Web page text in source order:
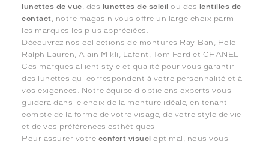
lunettes de vue, des lunettes de soleil ou des lentilles de
contact, notre magasin vous offre un large choix parmi
les marques les plus appréciées.
Découvrez nos collections de montures Ray-Ban, Polo
Ralph Lauren, Alain Mikli, Lafont, Tom Ford et CHANEL.
Ces marques allient style et qualité pour vous garantir
des lunettes qui correspondent à votre personnalité et à
vos exigences. Notre équipe d'opticiens experts vous
guidera dans le choix de la monture idéale, en tenant
compte de la forme de votre visage, de votre style de vie
et de vos préférences esthétiques.
Pour assurer votre confort visuel optimal, nous vous